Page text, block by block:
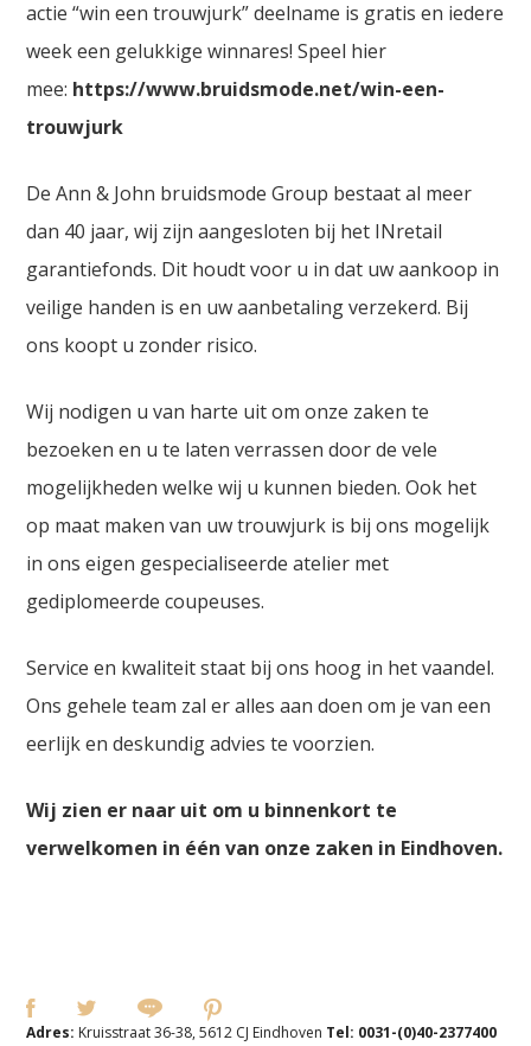
actie “win een trouwjurk” deelname is gratis en iedere
week een gelukkige winnares! Speel hier
mee: https://www.bruidsmode.net/win-een-
trouwjurk
De Ann & John bruidsmode Group bestaat al meer
dan 40 jaar, wij zijn aangesloten bij het INretail
garantiefonds. Dit houdt voor u in dat uw aankoop in
veilige handen is en uw aanbetaling verzekerd. Bij
ons koopt u zonder risico.
Wij nodigen u van harte uit om onze zaken te
bezoeken en u te laten verrassen door de vele
mogelijkheden welke wij u kunnen bieden. Ook het
op maat maken van uw trouwjurk is bij ons mogelijk
in ons eigen gespecialiseerde atelier met
gediplomeerde coupeuses.
Service en kwaliteit staat bij ons hoog in het vaandel.
Ons gehele team zal er alles aan doen om je van een
eerlijk en deskundig advies te voorzien.
Wij zien er naar uit om u binnenkort te
verwelkomen in één van onze zaken in Eindhoven.
Adres: Kruisstraat 36-38, 5612 CJ Eindhoven Tel: 0031-(0)40-2377400